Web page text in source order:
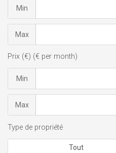
Min
Max
Prix (€) (€ per month)
Min
Max
Type de propriété
Tout